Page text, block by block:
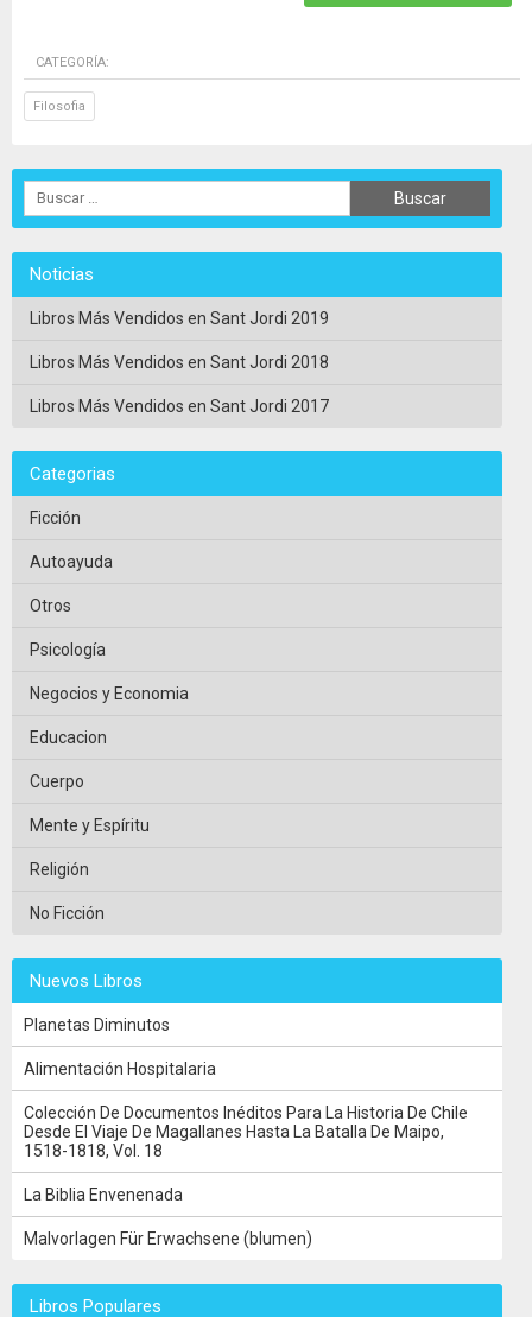
CATEGORÍA:
Filosofia
Noticias
Libros Más Vendidos en Sant Jordi 2019
Libros Más Vendidos en Sant Jordi 2018
Libros Más Vendidos en Sant Jordi 2017
Categorias
Ficción
Autoayuda
Otros
Psicología
Negocios y Economia
Educacion
Cuerpo
Mente y Espíritu
Religión
No Ficción
Nuevos Libros
Planetas Diminutos
Alimentación Hospitalaria
Colección De Documentos Inéditos Para La Historia De Chile
Desde El Viaje De Magallanes Hasta La Batalla De Maipo,
1518-1818, Vol. 18
La Biblia Envenenada
Malvorlagen Für Erwachsene (blumen)
Libros Populares